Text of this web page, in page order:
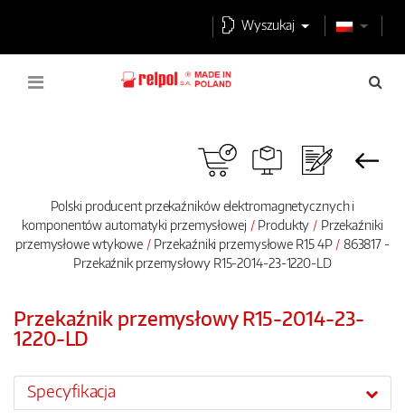
Wyszukaj
Polski producent przekaźników elektromagnetycznych i
komponentów automatyki przemysłowej
Produkty
Przekaźniki
przemysłowe wtykowe
Przekaźniki przemysłowe R15 4P
863817 -
Przekaźnik przemysłowy R15-2014-23-1220-LD
Przekaźnik przemysłowy R15-2014-23-
1220-LD
Specyfikacja